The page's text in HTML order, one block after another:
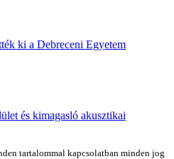
ki a Debreceni Egyetem
és kimagasló akusztikai
tartalommal kapcsolatban minden jog